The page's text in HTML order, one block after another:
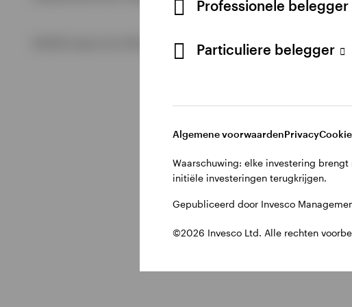
©2026 Invesco Ltd. Alle rechten voorbehouden.
Professionele belegger
Particuliere belegger
Algemene voorwaardenPrivacy
Waarschuwing: elke investering
initiële investeringen terugkrijgen.
Gepubliceerd door Invesco
©2026 Invesco Ltd. Alle rechten